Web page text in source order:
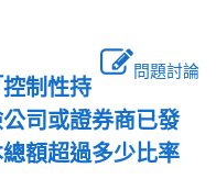
問題討論
制性持
司或證券商已發
額超過多少比率